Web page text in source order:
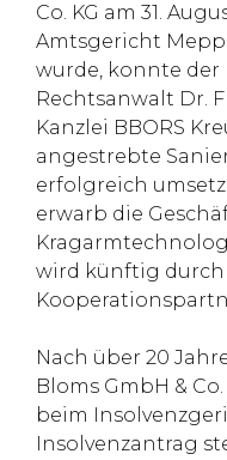
Co. KG am 31.
Amtsgericht
wurde, konnte der
Rechtsanwalt Dr.
Kanzlei BBORS
angestrebte
erfolgreich
erwarb die
wird künftig
Nach über 20
Bloms GmbH &
beim
Insolvenzantrag